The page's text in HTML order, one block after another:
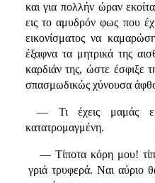
και για πολλήν ώραν
εις το αμυδρόν φως που
εικονίσματος να
έξαφνα τα μητρικά της
καρδιάν της, ώστε έσφιξε
σπασμωδικώς χύνουσα
— Τι έχεις μαμάς
κατατρομαγμένη.
— Τίποτα κόρη μου!
γριά τρυφερά. Ναι